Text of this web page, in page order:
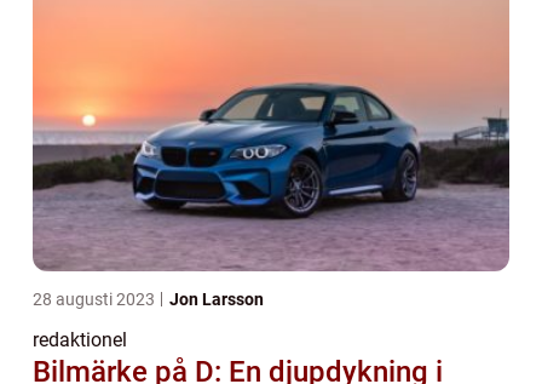
28 augusti 2023 Jon Larsson
redaktionel
Bilmärke på D: En djupdykning i